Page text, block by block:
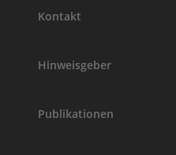
Kontakt
Hinweisgeber
Publikationen